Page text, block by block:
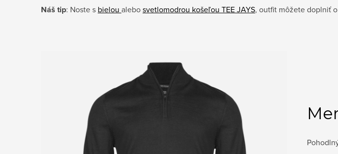
Náš tip: Noste s bielou alebosvetlomodrou košeľou TEE JAYS, outfit môžete doplniť